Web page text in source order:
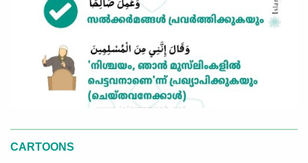
CARTOONS